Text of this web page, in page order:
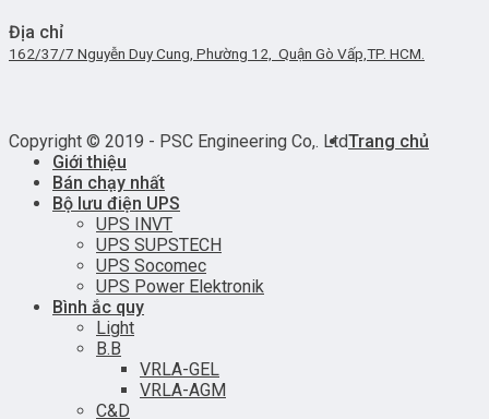
Địa chỉ
162/37/7 Nguyễn Duy Cung, Phường 12, Quận Gò Vấp,TP. HCM.
Copyright © 2019 - PSC Engineering Co,. LtdTrang chủ
Giới thiệu
Bán chạy nhất
Bộ lưu điện UPS
UPS INVT
UPS SUPSTECH
UPS Socomec
UPS Power Elektronik
Bình ắc quy
Light
B.B
VRLA-GEL
VRLA-AGM
C&D